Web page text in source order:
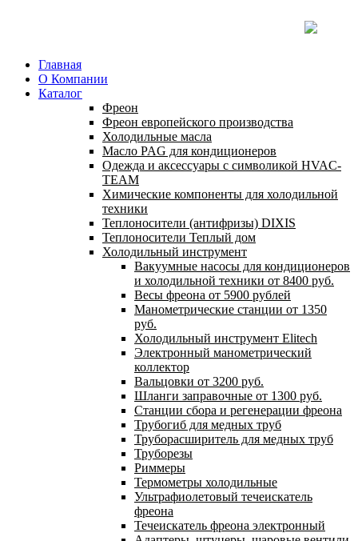
Главная
О Компании
Каталог
Фреон
Фреон европейского производства
Холодильные масла
Масло PAG для кондиционеров
Одежда и аксессуары с символикой HVAC-
TEAM
Химические компоненты для холодильной
техники
Теплоносители (антифризы) DIXIS
Теплоносители Теплый дом
Холодильный инструмент
Вакуумные насосы для кондиционеров
и холодильной техники от 8400 руб.
Весы фреона от 5900 рублей
Манометрические станции от 1350
руб.
Холодильный инструмент Elitech
Электронный манометрический
коллектор
Вальцовки от 3200 руб.
Шланги заправочные от 1300 руб.
Станции сбора и регенерации фреона
Трубогиб для медных труб
Труборасширитель для медных труб
Труборезы
Риммеры
Термометры холодильные
Ультрафиолетовый течеискатель
фреона
Течеискатель фреона электронный